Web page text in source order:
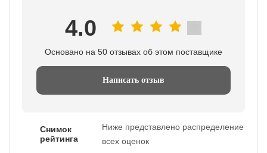
4.0
Основано на 50 отзывах об этом поставщике
Написать отзыв
Снимок
рейтинга
Ниже представлено распределение
всех оценок